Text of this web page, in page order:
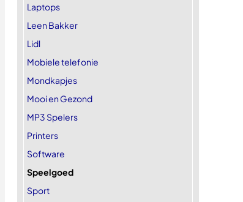
Laptops
Leen Bakker
Lidl
Mobiele telefonie
Mondkapjes
Mooi en Gezond
MP3 Spelers
Printers
Software
Speelgoed
Sport